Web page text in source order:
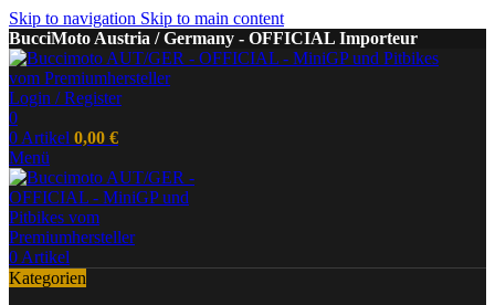
Skip to navigation Skip to main content
BucciMoto Austria / Germany - OFFICIAL Importeur
Login / Register
0
0 Artikel 0,00 €
Menü
0 Artikel
Kategorien